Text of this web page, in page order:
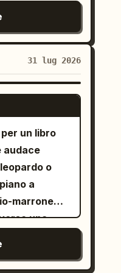
un testo
ogni
Non
non
tra
grandi "
piccolo
a mano in
di una
sta dietro la
sulle sue
fotocamera.
entrambe le
ha un
essere
cucina
31 lug 2026
GPT IMAGE 2
un libro
audace
o
a
marrone
una
coda